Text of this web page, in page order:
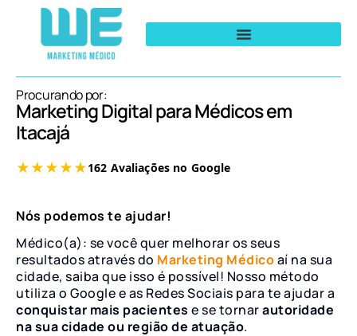
Procurando por:
Marketing Digital para Médicos em
Itacajá
Nós podemos te ajudar!
Médico(a): se você quer melhorar os seus
resultados através do Marketing Médicoaí na sua
cidade, saiba que isso é possível! Nosso método
utiliza o Google e as Redes Sociais para te ajudar a
conquistar mais pacientes e se tornarautoridade
na sua cidade ou região de atuação.